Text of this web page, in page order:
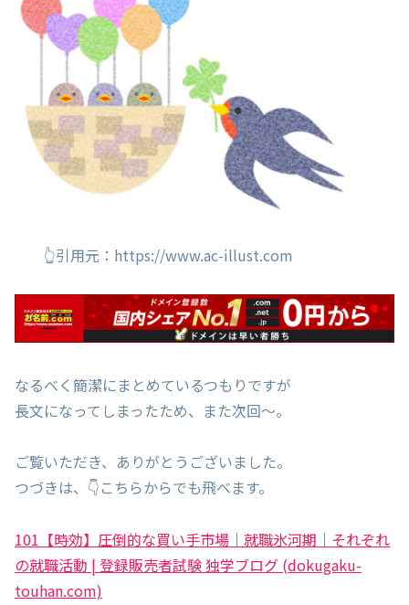
👆引用元：https://www.ac-illust.com
なるべく簡潔にまとめているつもりですが
長文になってしまったため、また次回～。
ご覧いただき、ありがとうございました。
つづきは、👇こちらからでも飛べます。
101【時効】圧倒的な買い手市場｜就職氷河期｜それぞれ
の就職活動 | 登録販売者試験 独学ブログ (dokugaku-
touhan.com)